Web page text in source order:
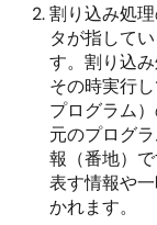
割り込み処
タが指して
す。割り込
その時実行
プログラム
元のプログ
報（番地）
表す情報や
かれます。